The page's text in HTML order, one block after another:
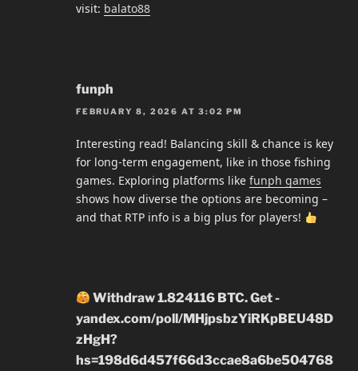
visit: balato88
funph
FEBRUARY 8, 2026 AT 3:02 PM
Interesting read! Balancing skill & chance is key
for long-term engagement, like in those fishing
games. Exploring platforms like funph games
shows how diverse the options are becoming –
and that RTP info is a big plus for players!
Withdraw 1.824116 BTC. Get -
yandex.com/poll/MHjpsbzYiRKpBEU48D
zHgH?
hs=198d6d457f66d3ccae8a6be504768